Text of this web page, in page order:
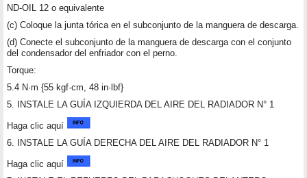
ND-OIL 12 o equivalente
(c) Coloque la junta tórica en el subconjunto de la manguera de descarga.
(d) Conecte el subconjunto de la manguera de descarga con el conjunto
del condensador del enfriador con el perno.
Torque:
5.4 N·m {55 kgf·cm, 48 in·lbf}
5. INSTALE LA GUÍA IZQUIERDA DEL AIRE DEL RADIADOR N° 1
Haga clic aquí
6. INSTALE LA GUÍA DERECHA DEL AIRE DEL RADIADOR N° 1
Haga clic aquí